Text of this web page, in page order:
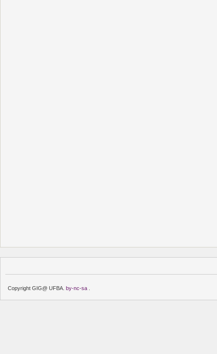
Copyright GIG@ UFBA. by-nc-sa